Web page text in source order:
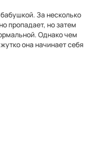
За несколько
пропадает, но затем
Однако чем
она начинает себя